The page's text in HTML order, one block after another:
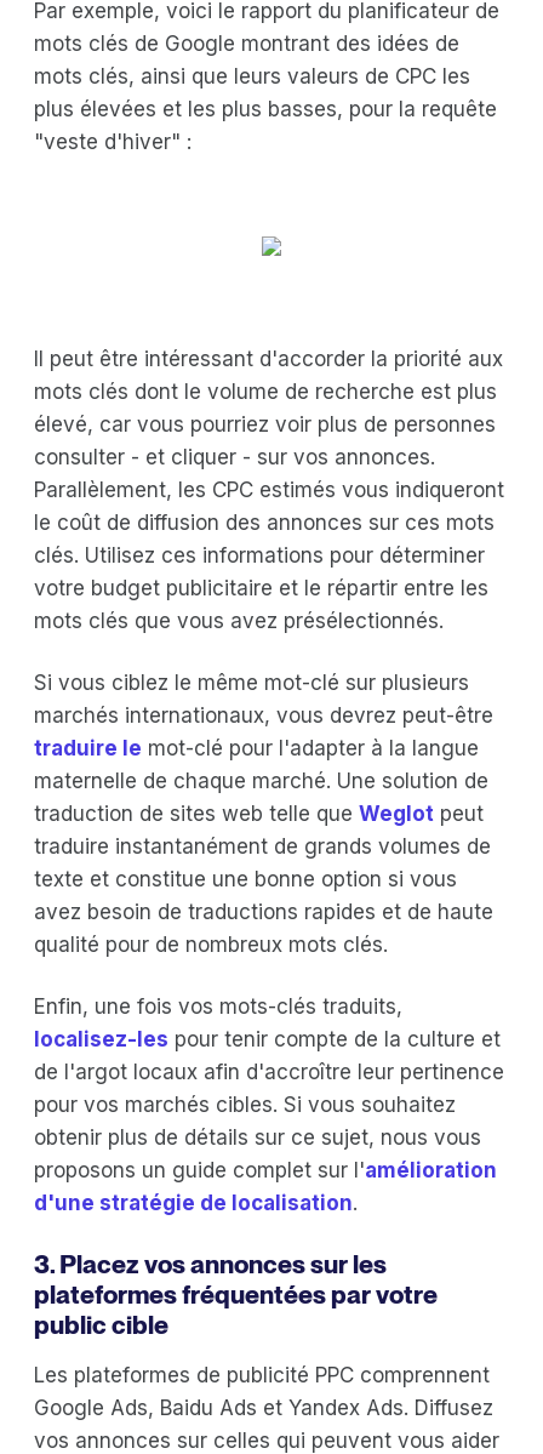
Par exemple, voici le rapport du planificateur de
mots clés de Google montrant des idées de
mots clés, ainsi que leurs valeurs de CPC les
plus élevées et les plus basses, pour la requête
"veste d'hiver" :
Il peut être intéressant d'accorder la priorité aux
mots clés dont le volume de recherche est plus
élevé, car vous pourriez voir plus de personnes
consulter - et cliquer - sur vos annonces.
Parallèlement, les CPC estimés vous indiqueront
le coût de diffusion des annonces sur ces mots
clés. Utilisez ces informations pour déterminer
votre budget publicitaire et le répartir entre les
mots clés que vous avez présélectionnés.
Si vous ciblez le même mot-clé sur plusieurs
marchés internationaux, vous devrez peut-être
traduire le mot-clé pour l'adapter à la langue
maternelle de chaque marché. Une solution de
traduction de sites web telle que Weglot peut
traduire instantanément de grands volumes de
texte et constitue une bonne option si vous
avez besoin de traductions rapides et de haute
qualité pour de nombreux mots clés.
Enfin, une fois vos mots-clés traduits,
localisez-les pour tenir compte de la culture et
de l'argot locaux afin d'accroître leur pertinence
pour vos marchés cibles. Si vous souhaitez
obtenir plus de détails sur ce sujet, nous vous
proposons un guide complet sur l'amélioration
d'une stratégie de localisation.
3. Placez vos annonces sur les
plateformes fréquentées par votre
public cible
Les plateformes de publicité PPC comprennent
Google Ads, Baidu Ads et Yandex Ads. Diffusez
vos annonces sur celles qui peuvent vous aider